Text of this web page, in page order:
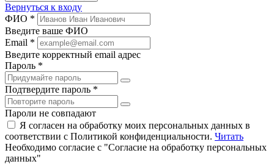
Вернуться к входу
ФИО *
Введите ваше ФИО
Email *
Введите корректный email адрес
Пароль *
Подтвердите пароль *
Пароли не совпадают
Я согласен на обработку моих персональных данных в
соответствии с Политикой конфиденциальности. Читать
Необходимо согласие с "Согласие на обработку персональных
данных"